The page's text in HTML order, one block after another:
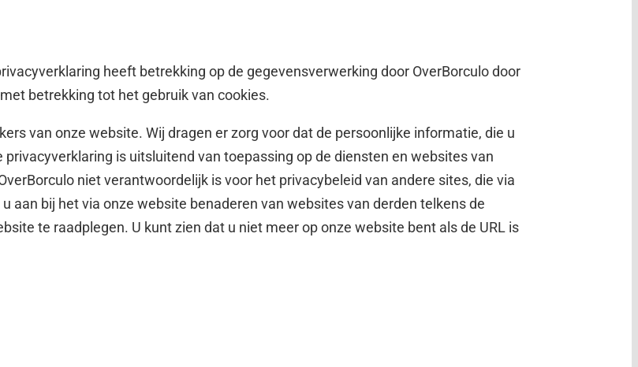
heeft betrekking op de gegevensverwerking door OverBorculo door
betrekking tot het gebruik van cookies.
van onze website. Wij dragen er zorg voor dat de persoonlijke informatie, die u
is uitsluitend van toepassing op de diensten en websites van
niet verantwoordelijk is voor het privacybeleid van andere sites, die via
aan bij het via onze website benaderen van websites van derden telkens de
te raadplegen. U kunt zien dat u niet meer op onze website bent als de URL is